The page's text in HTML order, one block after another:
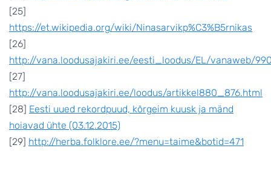
[25]
https://et.wikipedia.org/wiki/Ninasarvikp%C3%B5rnikas
[26]
http://vana.loodusajakiri.ee/eesti_loodus/EL/vanaweb/
[27]
http://vana.loodusajakiri.ee/loodus/artikkel880_876.html
[28] Eesti uued rekordpuud, kõrgeim kuusk ja mänd
hoiavad ühte (03.12.2015)
[29] http://herba.folklore.ee/?menu=taime&botid=471